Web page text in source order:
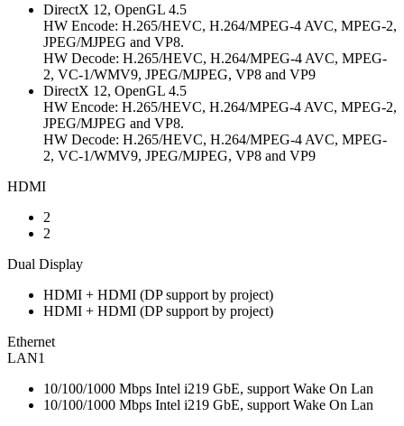
DirectX 12, OpenGL 4.5
HW Encode: H.265/HEVC, H.264/MPEG-4 AVC, MPEG-2,
JPEG/MJPEG and VP8.
HW Decode: H.265/HEVC, H.264/MPEG-4 AVC, MPEG-
2, VC-1/WMV9, JPEG/MJPEG, VP8 and VP9
DirectX 12, OpenGL 4.5
HW Encode: H.265/HEVC, H.264/MPEG-4 AVC, MPEG-2,
JPEG/MJPEG and VP8.
HW Decode: H.265/HEVC, H.264/MPEG-4 AVC, MPEG-
2, VC-1/WMV9, JPEG/MJPEG, VP8 and VP9
HDMI
2
2
Dual Display
HDMI + HDMI (DP support by project)
HDMI + HDMI (DP support by project)
Ethernet
LAN1
10/100/1000 Mbps Intel i219 GbE, support Wake On Lan
10/100/1000 Mbps Intel i219 GbE, support Wake On Lan